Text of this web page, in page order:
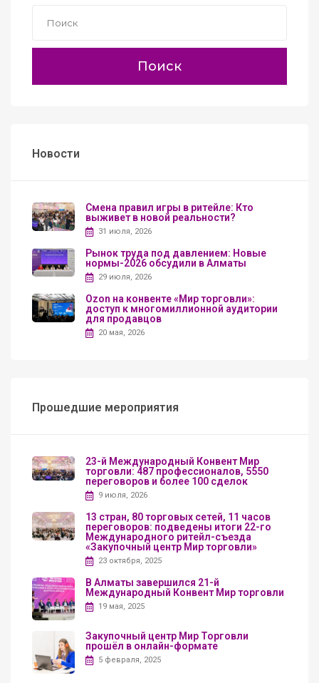
Поиск
Новости
Смена правил игры в ритейле: Кто
выживет в новой реальности?
31 июля, 2026
Рынок труда под давлением: Новые
нормы-2026 обсудили в Алматы
29 июля, 2026
Ozon на конвенте «Мир торговли»:
доступ к многомиллионной аудитории
для продавцов
20 мая, 2026
Прошедшие мероприятия
23-й Международный Конвент Мир
торговли: 487 профессионалов, 5550
переговоров и более 100 сделок
9 июля, 2026
13 стран, 80 торговых сетей, 11 часов
переговоров: подведены итоги 22-го
Международного ритейл-съезда
«Закупочный центр Мир торговли»
23 октября, 2025
В Алматы завершился 21-й
Международный Конвент Мир торговли
19 мая, 2025
Закупочный центр Мир Торговли
прошёл в онлайн-формате
5 февраля, 2025